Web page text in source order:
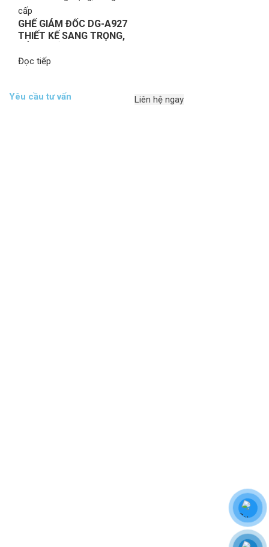
GHẾ GIÁM ĐỐC DG-A927
THIẾT KẾ SANG TRỌNG,
Đọc tiếp
Yêu cầu tư vấn Liên hệ ngay